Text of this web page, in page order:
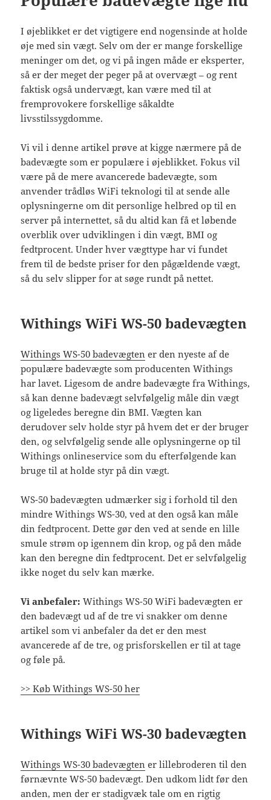
I øjeblikket er det vigtigere end nogensinde at holde
øje med sin vægt. Selv om der er mange forskellige
meninger om det, og vi på ingen måde er eksperter,
så er der meget der peger på at overvægt – og rent
faktisk også undervægt, kan være med til at
fremprovokere forskellige såkaldte
livsstilssygdomme.
Vi vil i denne artikel prøve at kigge nærmere på de
badevægte som er populære i øjeblikket. Fokus vil
være på de mere avancerede badevægte, som
anvender trådløs WiFi teknologi til at sende alle
oplysningerne om dit personlige helbred op til en
server på internettet, så du altid kan få et løbende
overblik over udviklingen i din vægt, BMI og
fedtprocent. Under hver vægttype har vi fundet
frem til de bedste priser for den pågældende vægt,
så du selv slipper for at søge rundt på nettet.
Withings WiFi WS-50 badevægten
Withings WS-50 badevægten er den nyeste af de
populære badevægte som producenten Withings
har lavet. Ligesom de andre badevægte fra Withings,
så kan denne badevægt selvfølgelig måle din vægt
og ligeledes beregne din BMI. Vægten kan
derudover selv holde styr på hvem det er der bruger
den, og selvfølgelig sende alle oplysningerne op til
Withings onlineservice som du efterfølgende kan
bruge til at holde styr på din vægt.
WS-50 badevægten udmærker sig i forhold til den
mindre Withings WS-30, ved at den også kan måle
din fedtprocent. Dette gør den ved at sende en lille
smule strøm op igennem din krop, og på den måde
kan den beregne din fedtprocent. Det er selvfølgelig
ikke noget du selv kan mærke.
Vi anbefaler: Withings WS-50 WiFi badevægten er
den badevægt ud af de tre vi snakker om denne
artikel som vi anbefaler da det er den mest
avancerede af de tre, og prisforskellen er til at tage
og føle på.
>> Køb Withings WS-50 her
Withings WiFi WS-30 badevægten
Withings WS-30 badevægten er lillebroderen til den
førnævnte WS-50 badevægt. Den udkom lidt før den
anden, men der er stadigvæk tale om en rigtig